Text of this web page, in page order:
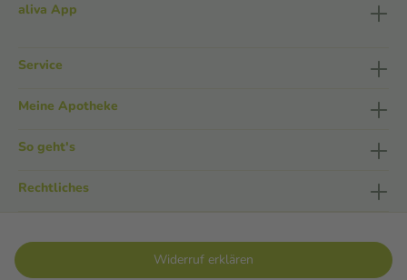
aliva App
Service
Meine Apotheke
So geht's
Rechtliches
Widerruf erklären